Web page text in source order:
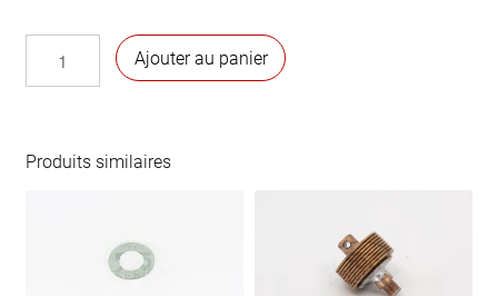
réparation
500 R / 126
Ajouter au panier
Produits similaires